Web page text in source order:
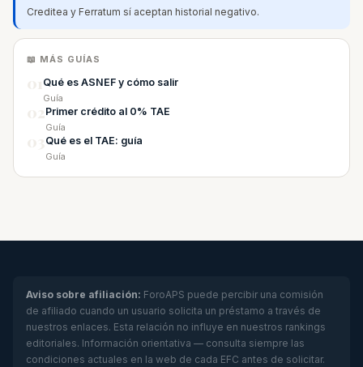
Creditea y Ferratum sí aceptan historial negativo.
📖 MÁS GUÍAS
Qué es ASNEF y cómo salir
Guía
Primer crédito al 0% TAE
Guía
Qué es el TAE: guía
Guía
Aviso sobre afiliación: ForoAPS puede percibir una comisión
de afiliado cuando un usuario solicita un préstamo a través de
nuestros enlaces. Esta relación no influye en nuestros rankings
editoriales. Información orientativa — consulta siempre las
condiciones actuales en la web de cada EFC antes de solicitar.